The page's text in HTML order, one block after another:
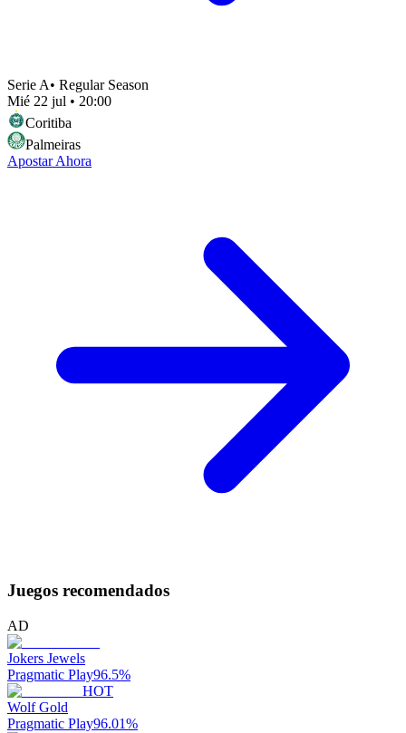
Serie A• Regular Season
Mié 22 jul • 20:00
Coritiba
Palmeiras
Apostar Ahora
Juegos recomendados
AD
Jokers Jewels
Pragmatic Play96.5%
HOT
Wolf Gold
Pragmatic Play96.01%